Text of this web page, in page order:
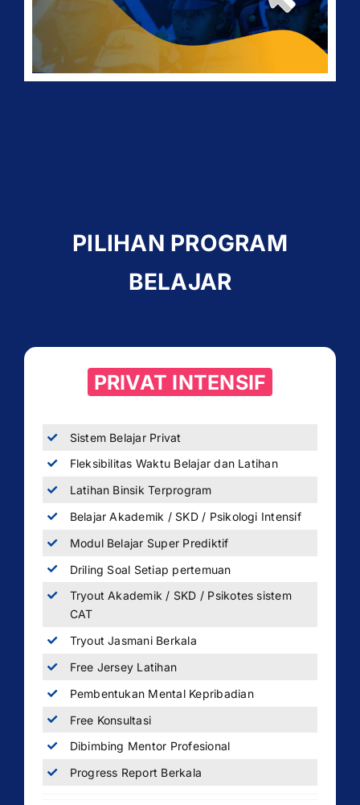
PILIHAN PROGRAM
BELAJAR
PRIVAT INTENSIF
Sistem Belajar Privat
Fleksibilitas Waktu Belajar dan Latihan
Latihan Binsik Terprogram
Belajar Akademik / SKD / Psikologi Intensif
Modul Belajar Super Prediktif
Driling Soal Setiap pertemuan
Tryout Akademik / SKD / Psikotes sistem
CAT
Tryout Jasmani Berkala
Free Jersey Latihan
Pembentukan Mental Kepribadian
Free Konsultasi
Dibimbing Mentor Profesional
Progress Report Berkala